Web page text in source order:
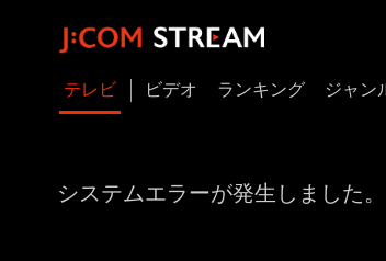
テレビ ビデオ ランキング ジャン
システムエラーが発生しました